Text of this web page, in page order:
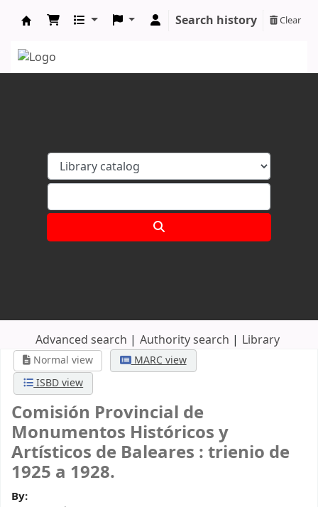
Search history Clear
Advanced search Authority search Library
Normal view
MARC view
ISBD view
Comisión Provincial de
Monumentos Históricos y
Artísticos de Baleares : trienio de
1925 a 1928.
By: